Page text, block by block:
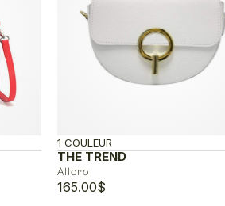
THE TREND
Alloro
1 COULEUR
165.00$